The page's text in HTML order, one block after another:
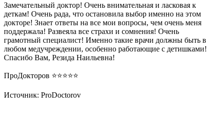
Замечательный доктор! Очень внимательная и ласковая к
деткам! Очень рада, что остановила выбор именно на этом
докторе! Знает ответы на все мои вопросы, чем очень меня
поддержала! Развеяла все страхи и сомнения! Очень
грамотный специалист! Именно такие врачи должны быть в
любом медучреждении, особенно работающие с детишками!
Спасибо Вам, Резида Наильевна!
ПроДокторов ⭐️⭐️⭐️⭐️⭐️
Источник: ProDoctorov